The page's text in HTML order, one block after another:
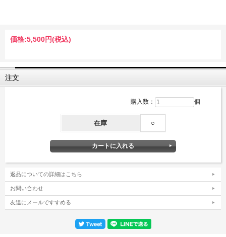
価格:5,500円(税込)
注文
購入数： 個
在庫 ○
返品についての詳細はこちら
お問い合わせ
友達にメールですすめる